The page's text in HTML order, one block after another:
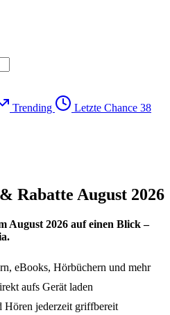
Trending Letzte Chance 38
Rabatte August 2026
August 2026 auf einen Blick –
eBooks, Hörbüchern und mehr
aufs Gerät laden
Hören jederzeit griffbereit